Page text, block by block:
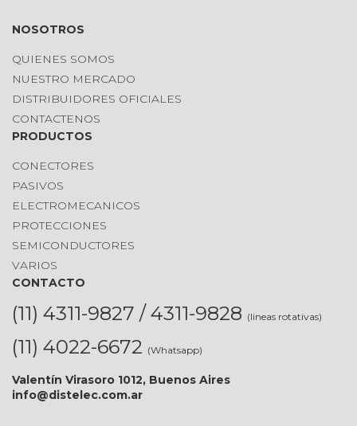
NOSOTROS
QUIENES SOMOS
NUESTRO MERCADO
DISTRIBUIDORES OFICIALES
CONTACTENOS
PRODUCTOS
CONECTORES
PASIVOS
ELECTROMECANICOS
PROTECCIONES
SEMICONDUCTORES
VARIOS
CONTACTO
(11) 4311-9827 / 4311-9828 (lineas rotativas)
(11) 4022-6672 (Whatsapp)
Valentín Virasoro 1012, Buenos Aires
info@distelec.com.ar